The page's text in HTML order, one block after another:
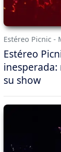
Estéreo Picnic -
Estéreo
inesperada:
su show